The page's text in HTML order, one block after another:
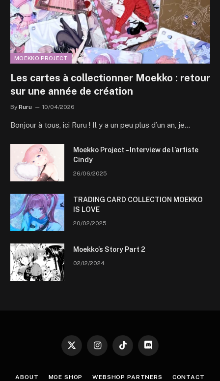
MOEKKO PROJECT
Les cartes à collectionner Moekko : retour
sur une année de création
By Ruru 10/04/2026
Bonjour à tous, ici Ruru ! Il y a un peu plus d’un an, je…
Moekko Project – Interview de l’artiste
Cindy
26/06/2025
TRADING CARD COLLECTION MOEKKO
IS LOVE
20/02/2025
Moekko’s Story Part 2
02/12/2024
X
InstagramTikTok Discord
ABOUT MOE SHOP WEBSHOP PARTNERS CONTACT